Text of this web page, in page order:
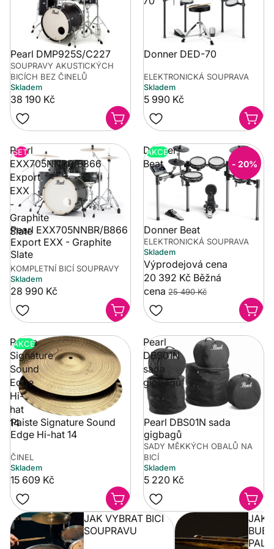
Pearl DMP925S/C227
SOUPRAVY AKUSTICKÝCH
BICÍCH BEZ ČINELŮ
Skladem
38 190 Kč
Donner DED-70
ELEKTRONICKÁ SOUPRAVA
Skladem
5 990 Kč
Pearl
EXX705NNBR/B866
Export
EXX
-
Graphite
Slate
SET
Pearl EXX705NNBR/B866
Export EXX - Graphite
Slate
KOMPLETNÍ BICÍ SOUPRAVY
Skladem
28 990 Kč
Donner
Beat
AKCE
- 20%
Donner Beat
ELEKTRONICKÁ SOUPRAVA
Skladem
Výprodejová cena
20 392 Kč Běžná
cena 25 490 Kč
Paiste
Signature
Sound
Edge
Hi-
hat
14
AKCE
Paiste Signature Sound
Edge Hi-hat 14
ČINEL
Skladem
15 609 Kč
Pearl
DBS01N
sada
gigbagů
Pearl DBS01N sada
gigbagů
SADY MĚKKÝCH OBALŮ NA
BICÍ
Skladem
5 220 Kč
JAK VYBRAT BICÍ
SOUPRAVU
JAK